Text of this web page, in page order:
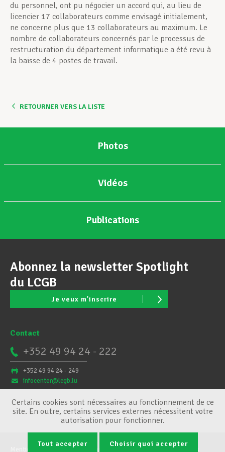
du personnel, ont pu négocier un accord qui, au lieu de
licencier 17 collaborateurs comme envisagé initialement,
ne concerne plus que 13 collaborateurs au maximum. Le
nombre de collaborateurs concernés par le processus de
restructuration du département informatique a été revu à
la baisse de 4 postes de travail.
RETOURNER VERS LA LISTE
Photos
Vidéos
Publications
Abonnez la newsletter Spotlight
du LCGB
Je veux m'inscrire
Contact
+352 49 94 24 - 222
+352 49 94 24 - 249
infocenter@lcgb.lu
Conditions générales Gestion des cookies
Certains cookies sont nécessaires au fonctionnement de ce
site. En outre, certains services externes nécessitent votre
autorisation pour fonctionner.
Tout accepter Choisir quoi accepter